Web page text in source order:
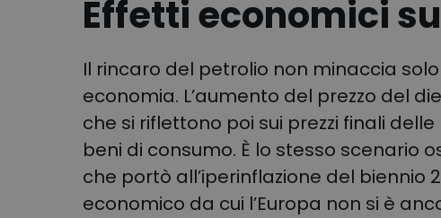
Effetti economici
Il rincaro del petrolio non minaccia
economia. L’aumento del prezzo del
che si riflettono poi sui prezzi finali
beni di consumo. È lo stesso scenario
che portò all’iperinflazione del biennio
economico da cui l’Europa non si è